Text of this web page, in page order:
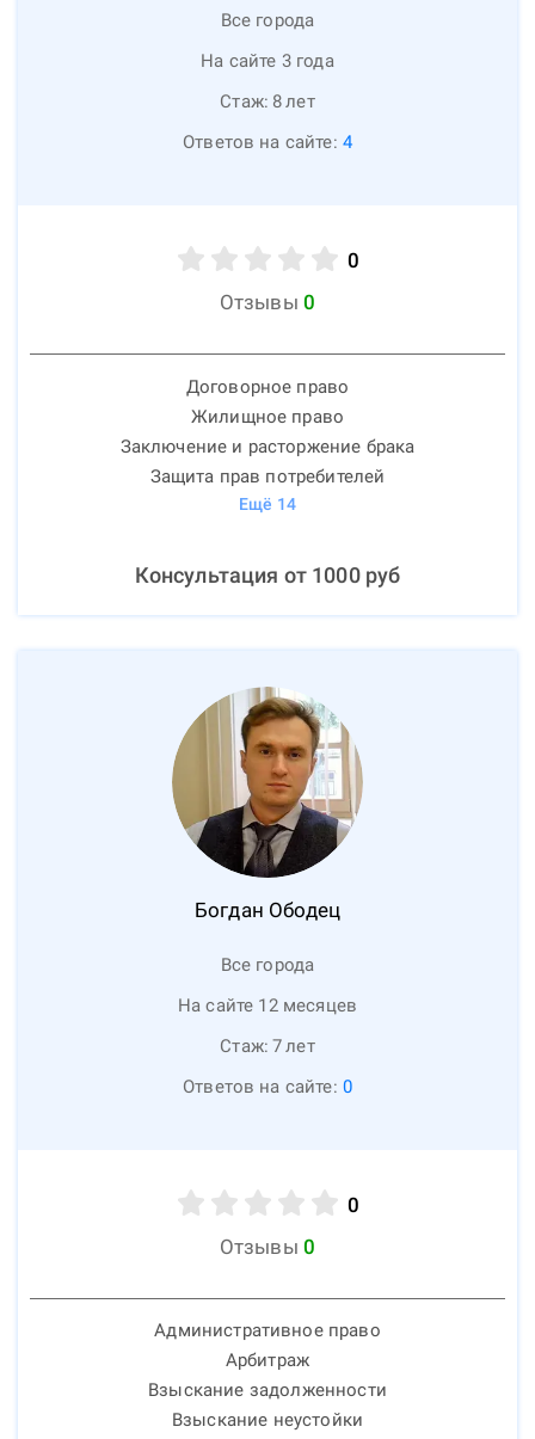
Все города
На сайте 3 года
Стаж: 8лет
Ответов на сайте: 4
0
Отзывы 0
Договорное право
Жилищное право
Заключение и расторжение брака
Защита прав потребителей
Ещё 14
Консультация от 1000руб
Богдан Ободец
Все города
На сайте 12 месяцев
Стаж: 7лет
Ответов на сайте: 0
0
Отзывы 0
Административное право
Арбитраж
Взыскание задолженности
Взыскание неустойки